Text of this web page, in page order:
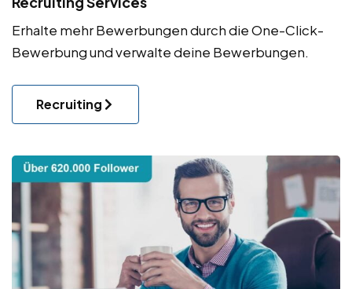
Erhalte mehr Bewerbungen durch die One-Click-
Bewerbung und verwalte deine Bewerbungen.
Recruiting